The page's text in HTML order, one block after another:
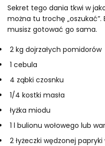
Sekret tego dania tkwi w
można tu trochę „oszukać”.
musisz gotować go sama.
2 kg dojrzałych pomidorów
1 cebula
4 ząbki czosnku
1/4 kostki masła
łyżka miodu
1 l bulionu wołowego lub
2 łyżeczki wędzonej papryki